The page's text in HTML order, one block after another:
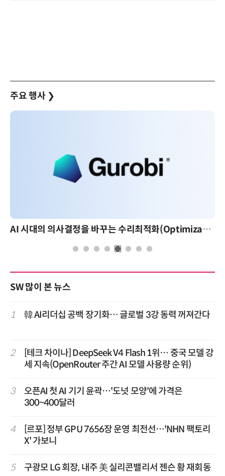
주요 행사 ❯
AI 시대의 의사결정을 바꾸는 수리최적화(Optimization): 실제 산업 적용 사례와 활용 전략
SW 많이 본 뉴스
1 韓 AI리더십 공백 장기화… 글로벌 3강 동력 꺼져간다
2
[테크 차이나] DeepSeek V4 Flash 1위… 중국 모델 강
세 지속(OpenRouter 주간 AI 모델 사용량 순위)
3
오픈AI 첫 AI 기기 윤곽…'도넛 모양'에 가격은
300~400달러
4
[르포] 정부 GPU 7656장 운영 최전선…'NHN 팩토리
X' 가보니
5 구광모 LG 회장, 내주 美 실리콘밸리서 젠슨 황 재회동